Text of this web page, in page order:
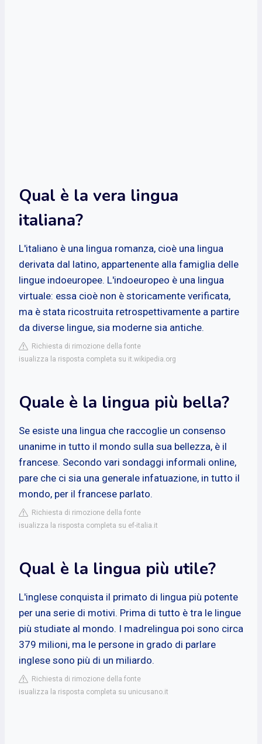
Qual è la vera lingua
italiana?
L'italiano è una lingua romanza, cioè una lingua
derivata dal latino, appartenente alla famiglia delle
lingue indoeuropee. L'indoeuropeo è una lingua
virtuale: essa cioè non è storicamente verificata,
ma è stata ricostruita retrospettivamente a partire
da diverse lingue, sia moderne sia antiche.
Richiesta di rimozione della fonte
isualizza la risposta completa su it.wikipedia.org
Quale è la lingua più bella?
Se esiste una lingua che raccoglie un consenso
unanime in tutto il mondo sulla sua bellezza, è il
francese. Secondo vari sondaggi informali online,
pare che ci sia una generale infatuazione, in tutto il
mondo, per il francese parlato.
Richiesta di rimozione della fonte
isualizza la risposta completa su ef-italia.it
Qual è la lingua più utile?
L'inglese conquista il primato di lingua più potente
per una serie di motivi. Prima di tutto è tra le lingue
più studiate al mondo. I madrelingua poi sono circa
379 milioni, ma le persone in grado di parlare
inglese sono più di un miliardo.
Richiesta di rimozione della fonte
isualizza la risposta completa su unicusano.it